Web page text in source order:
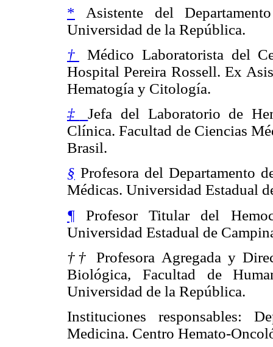
* Asistente del
Universidad de la República.
†
Médico Laboratorista del
Hospital Pereira Rossell. Ex
Hematogía y Citología.
‡
Jefa del Laboratorio de
Clínica. Facultad de Ciencias
Brasil.
§ Profesora del Departamento
Médicas. Universidad Estadual
¶ Profesor Titular del
Universidad Estadual de
††
Profesora Agregada y
Biológica, Facultad de
Universidad de la República.
Instituciones responsables:
Medicina. Centro Hemato-